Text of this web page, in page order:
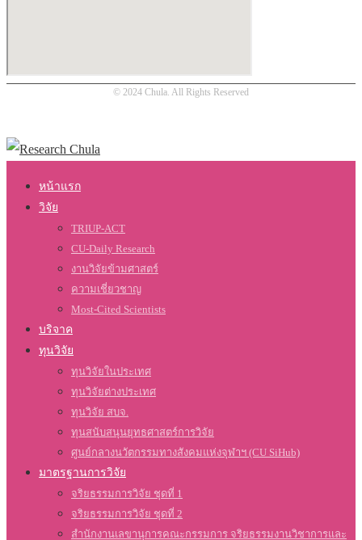
© 2024 Chula. All Rights Reserved
หน้าแรก
วิจัย
TRIUP-ACT
CU-Daily Research
งานวิจัยข้ามศาสตร์
ความเชี่ยวชาญ
Most-Cited Scientists
บริจาค
ทุนวิจัย
ทุนวิจัยในประเทศ
ทุนวิจัยต่างประเทศ
ทุนวิจัย สบจ.
ทุนสนับสนุนยุทธศาสตร์การวิจัย
ศูนย์กลางนวัตกรรมทางสังคมแห่งจุฬาฯ (CU SiHub)
มาตรฐานการวิจัย
จริยธรรมการวิจัย ชุดที่ 1
จริยธรรมการวิจัย ชุดที่ 2
สำนักงานเลขานุการคณะกรรมการ จริยธรรมงานวิชาการและ